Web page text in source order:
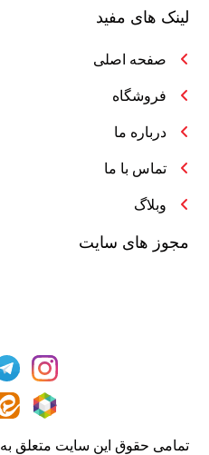
لینک های مفید
صفحه اصلی
فروشگاه
درباره ما
تماس با ما
وبلاگ
مجوز های سایت
تمامی حقوق این سایت متعلق به